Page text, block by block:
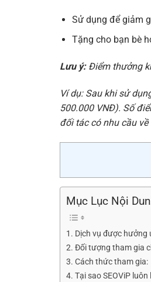
Sử dụng để giảm
Tặng cho bạn bè
Lưu ý: Điểm thưởng
Ví dụ: Sau khi sử
500.000 VNĐ). Số
đối tác có nhu cầu về
Mục Lục Nội
Dịch vụ được hưởng
Đối tượng tham gia
Cách thức tham gia:
Tại sao SEOViP